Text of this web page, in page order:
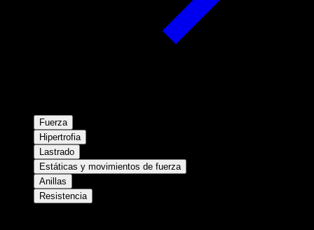
Fuerza
Hipertrofia
Lastrado
Estáticas y movimientos de fuerza
Anillas
Resistencia